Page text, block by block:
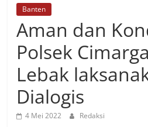
Banten
Aman dan
Polsek
Lebak
Dialogis
4 Mei 2022 Redaksi